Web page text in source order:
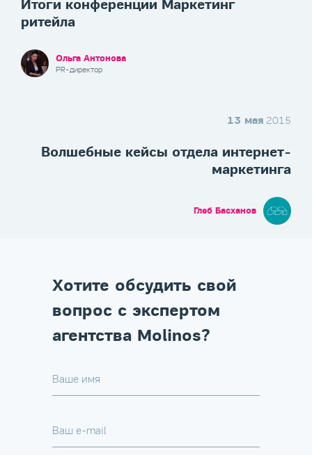
Итоги конференции Маркетинг
ритейла
Ольга Антонова
PR-директор
13 мая 2015
Волшебные кейсы отдела интернет-
маркетинга
Глеб Басханов
Хотите обсудить свой
вопрос с экспертом
агентства Molinos?
Ваше имя
Ваш e-mail